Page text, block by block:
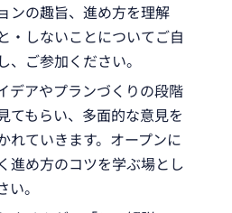
ンの趣旨、進め方を理解
・しないことについてご自
、ご参加ください。
デアやプランづくりの段階
てもらい、多面的な意見を
れていきます。オープンに
進め方のコツを学ぶ場とし
。